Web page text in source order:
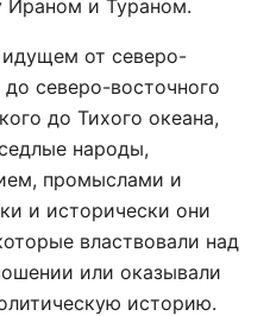
Ираном и Тураном.
от северо-
северо-восточного
до Тихого океана,
народы,
промыслами и
и исторически они
властвовали над
или оказывали
историю.